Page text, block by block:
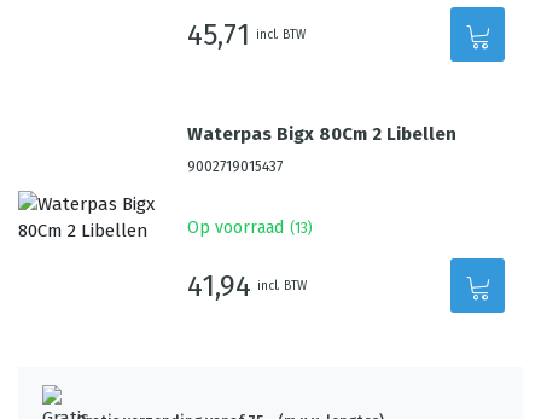
45,71 incl. BTW
Waterpas Bigx 80Cm 2 Libellen
9002719015437
Op voorraad (13)
41,94 incl. BTW